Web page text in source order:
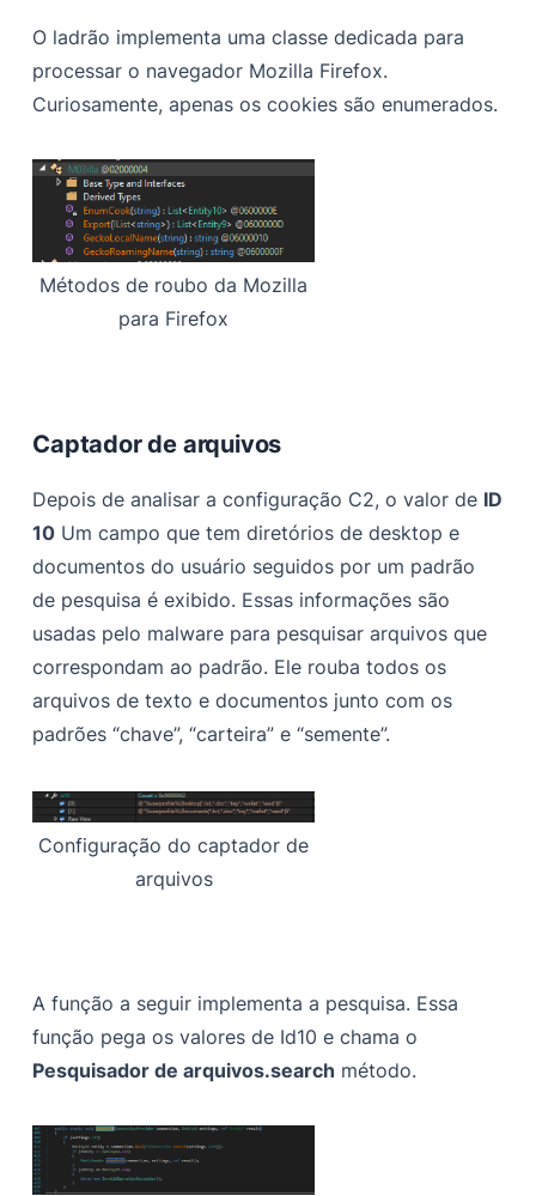
O ladrão implementa uma classe dedicada para
processar o navegador Mozilla Firefox.
Curiosamente, apenas os cookies são enumerados.
Métodos de roubo da Mozilla
para Firefox
Captador de arquivos
Depois de analisar a configuração C2, o valor de ID
10 Um campo que tem diretórios de desktop e
documentos do usuário seguidos por um padrão
de pesquisa é exibido. Essas informações são
usadas pelo malware para pesquisar arquivos que
correspondam ao padrão. Ele rouba todos os
arquivos de texto e documentos junto com os
padrões “chave”, “carteira” e “semente”.
Configuração do captador de
arquivos
A função a seguir implementa a pesquisa. Essa
função pega os valores de Id10 e chama o
Pesquisador de arquivos.search método.